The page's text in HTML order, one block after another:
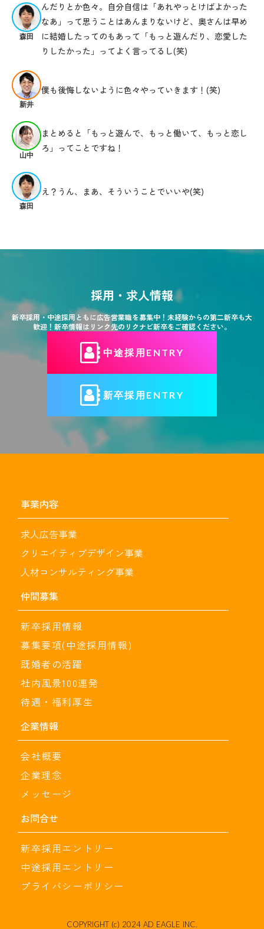
森田
んだりとか色々。自分自信は「あれやっとけばよかった
なあ」って思うことはあんまりないけど、奥さんは早め
に結婚したってのもあって「もっと遊んだり、恋愛した
りしたかった」ってよく言ってるし(笑)
新井
僕も後悔しないように色々やっていきます！(笑)
山中
まとめると「もっと遊んで、もっと働いて、もっと恋し
ろ」ってことですね！
森田
え？うん、まあ、そういうことでいいや(笑)
採用・求人情報
新卒採用・中途採用ともに広告営業職を募集中！未経験からの第二新卒も大
歓迎！新卒情報はリンク先のリクナビ新卒をご確認ください。
中途採用ENTRY
新卒採用ENTRY
事業内容
求人広告事業
クリエイティブデザイン事業
人材コンサルティング事業
仲間募集
新卒採用情報
募集要項(中途採用情報)
既婚者の活躍
社内風景100連発
待遇・福利厚生
企業情報
会社概要
企業理念
メッセージ
お問合せ
新卒採用エントリー
中途採用エントリー
プライバシーポリシー
COPYRIGHT (c) 2024 AD EAGLE INC.